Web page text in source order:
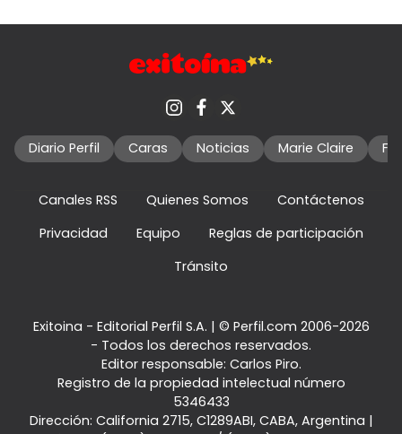
Diario Perfil Caras Noticias Marie Claire
Canales RSS Quienes Somos
Contáctenos
Privacidad
Equipo
Reglas de participación
Tránsito
Exitoina - Editorial Perfil S.A. | © Perfil.com 2006-2026
- Todos los derechos reservados.
Editor responsable: Carlos Piro.
Registro de la propiedad intelectual número
5346433
Dirección: California 2715, C1289ABI, CABA, Argentina |